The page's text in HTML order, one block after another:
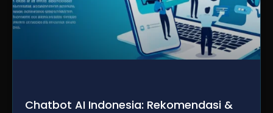
Chatbot AI Indonesia: Rekomendasi &